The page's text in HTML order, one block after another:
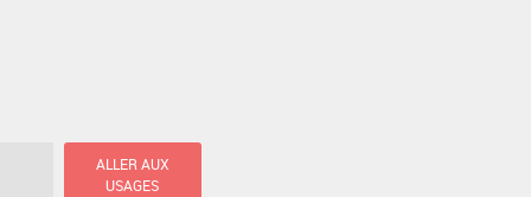
ALLER AUX
USAGES